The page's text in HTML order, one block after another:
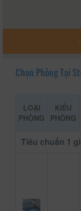
Chọn Phòng Tại
LOẠI
PHÒNG
KIỂU
PHÒNG
Tiêu chuẩn 1